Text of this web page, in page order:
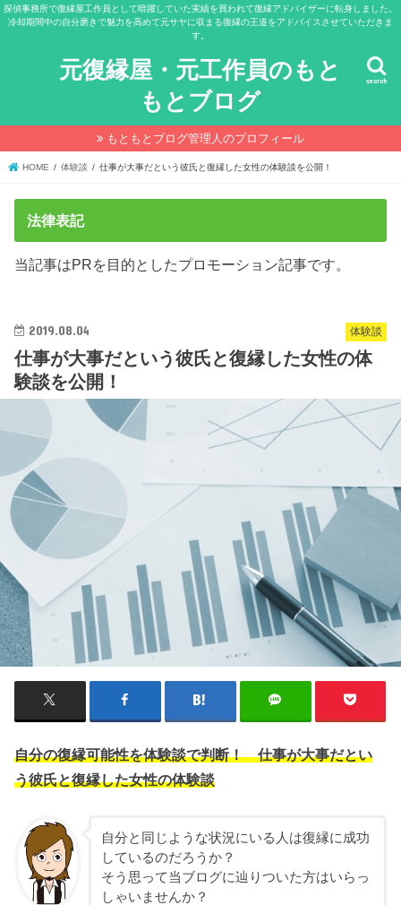
探偵事務所で復縁屋工作員として暗躍していた実績を買われて復縁アドバイザーに転身しました。
冷却期間中の自分磨きで魅力を高めて元サヤに収まる復縁の王道をアドバイスさせていただきま
す。
元復縁屋・元工作員のもと
もとブログ
search
もともとブログ管理人のプロフィール
HOME 体験談 仕事が大事だという彼氏と復縁した女性の体験談を公開！
法律表記
当記事はPRを目的としたプロモーション記事です。
体験談
2019.08.04
仕事が大事だという彼氏と復縁した女性の体
験談を公開！
自分の復縁可能性を体験談で判断！ 仕事が大事だとい
う彼氏と復縁した女性の体験談
自分と同じような状況にいる人は復縁に成功
しているのだろうか？
そう思って当ブログに辿りついた方はいらっ
しゃいませんか？